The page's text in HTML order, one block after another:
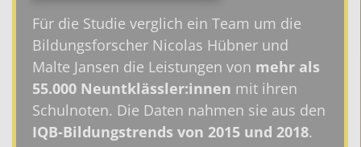
Für die Studie verglich ein Team um die
Bildungsforscher Nicolas Hübner und
Malte Jansen die Leistungen von mehr als
55.000 Neuntklässler:innen mit ihren
Schulnoten. Die Daten nahmen sie aus den
IQB-Bildungstrends von 2015 und 2018.